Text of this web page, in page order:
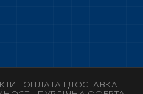
ОПЛАТА І ДОСТАВКА